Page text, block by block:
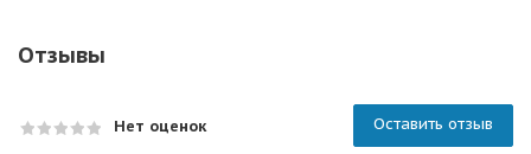
Отзывы
Нет оценок Оставить отзыв